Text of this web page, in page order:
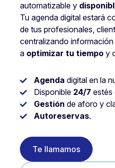
automatizable y
Tu agenda digital estará
de tus profesionales,
centralizando
a optimizar tu tiempo y
Agenda digital en la
Disponible 24/7 estés
Gestión de aforo y
Autoreservas.
Te llamamos